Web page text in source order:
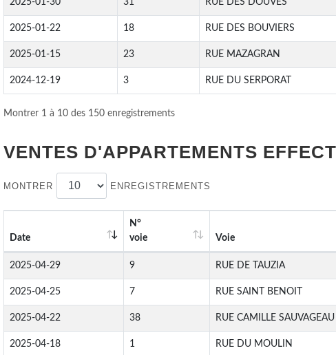
2025-01-30 31 RUE DES DOUVES
2025-01-22 18 RUE DES BOUVIERS
2025-01-15 23 RUE MAZAGRAN
2024-12-19 3 RUE DU SERPORAT
Montrer 1 à 10 des 150 enregistrements
VENTES D'APPARTEMENTS
MONTRER ENREGISTREMENTS
Date
N°
voie
Voie
2025-04-29 9 RUE DE TAUZIA
2025-04-25 7 RUE SAINT BENOIT
2025-04-22 38 RUE CAMILLE SAUVAGEAU
2025-04-18 1 RUE DU MOULIN